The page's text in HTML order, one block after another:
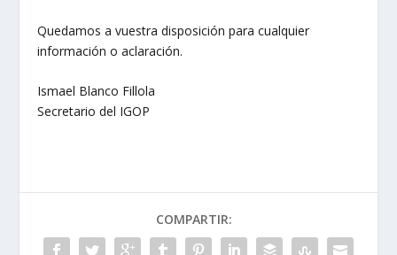
Quedamos a vuestra disposición para cualquier
información o aclaración.
Ismael Blanco Fillola
Secretario del IGOP
COMPARTIR: